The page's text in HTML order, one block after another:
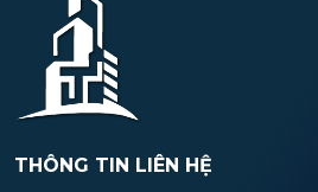
THÔNG TIN LIÊN HỆ